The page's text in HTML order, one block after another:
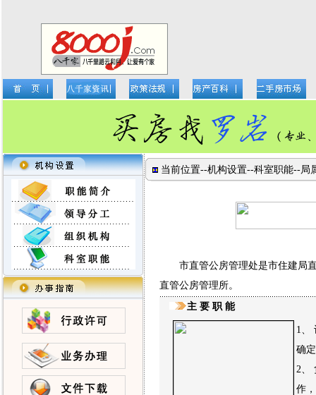
当前位置--机构设置--科室职能--局
市直管公房管理处是市住建局直
直管公房管理所。
主 要 职 能
1、
确
2、
作